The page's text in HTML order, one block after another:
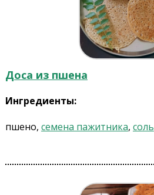
Доса из пшена
Ингредиенты:
пшено, семена пажитника, соль